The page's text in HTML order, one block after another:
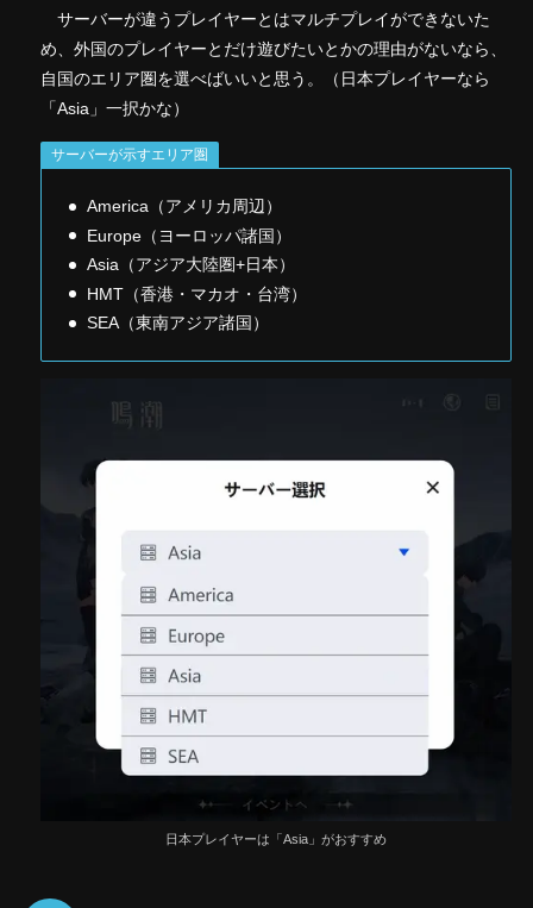
サーバーが違うプレイヤーとはマルチプレイができないた
め、外国のプレイヤーとだけ遊びたいとかの理由がないなら、
自国のエリア圏を選べばいいと思う。（日本プレイヤーなら
「Asia」一択かな）
サーバーが示すエリア圏
America（アメリカ周辺）
Europe（ヨーロッパ諸国）
Asia（アジア大陸圏+日本）
HMT（香港・マカオ・台湾）
SEA（東南アジア諸国）
日本プレイヤーは「Asia」がおすすめ